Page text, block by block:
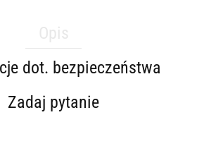
dot. bezpieczeństwa
Zadaj pytanie